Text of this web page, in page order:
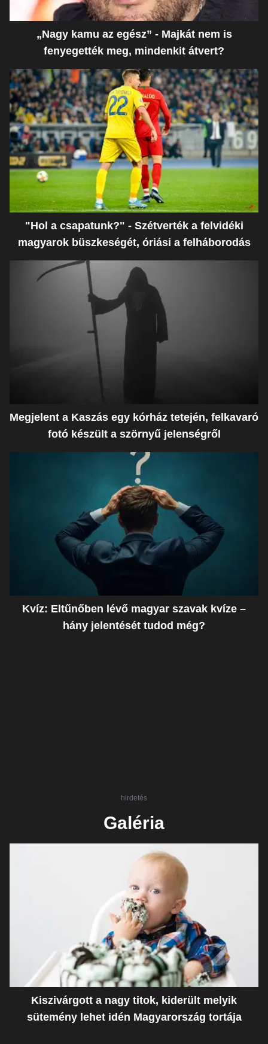
„Nagy kamu az egész” - Majkát nem is
fenyegették meg, mindenkit átvert?
"Hol a csapatunk?" - Szétverték a felvidéki
magyarok büszkeségét, óriási a felháborodás
Megjelent a Kaszás egy kórház tetején, felkavaró
fotó készült a szörnyű jelenségről
Kvíz: Eltűnőben lévő magyar szavak kvíze –
hány jelentését tudod még?
hirdetés
Galéria
Kiszivárgott a nagy titok, kiderült melyik
sütemény lehet idén Magyarország tortája